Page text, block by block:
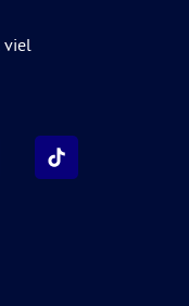
viel